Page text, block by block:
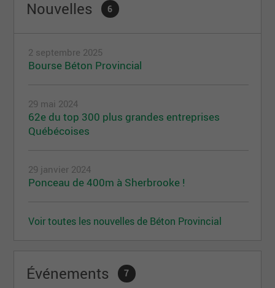
Nouvelles 6
2 septembre 2025
Bourse Béton Provincial
29 mai 2024
62e du top 300 plus grandes entreprises
Québécoises
29 janvier 2024
Ponceau de 400m à Sherbrooke !
Voir toutes les nouvelles de Béton Provincial
Événements 7